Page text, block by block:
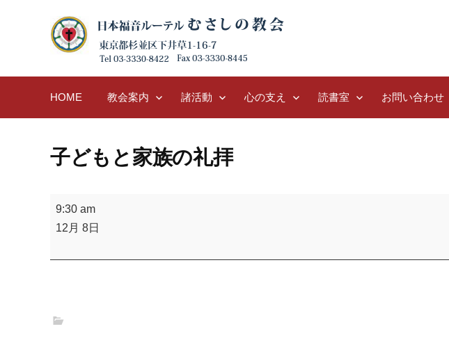
HOME 教会案内 諸活動 心の支え 読書室 お問い合わせ
子どもと家族の礼拝
子
ど
と
の
9:30 am
12月 8日